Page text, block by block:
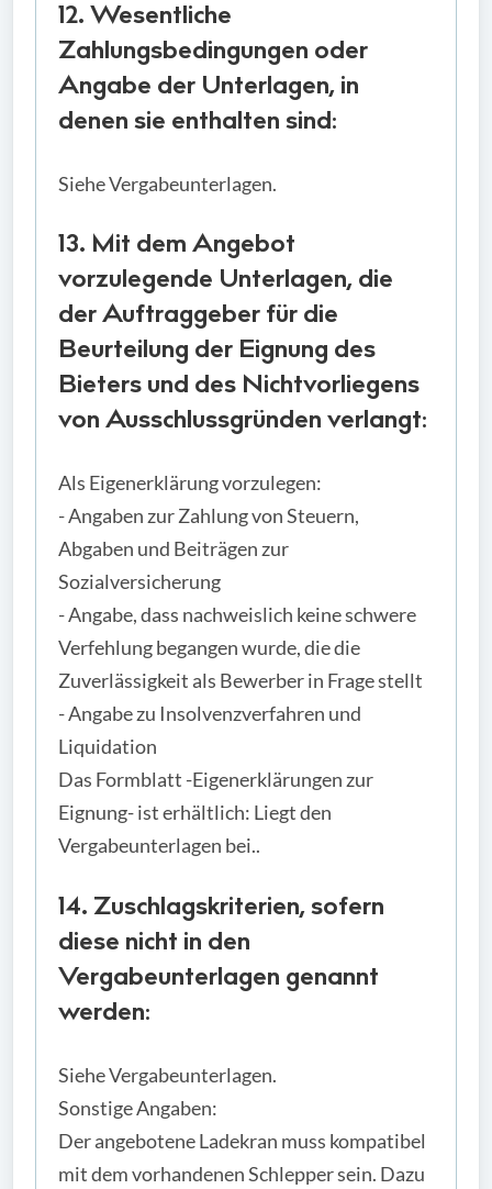
12. Wesentliche
Zahlungsbedingungen oder
Angabe der Unterlagen, in
denen sie enthalten sind:
Siehe Vergabeunterlagen.
13. Mit dem Angebot
vorzulegende Unterlagen, die
der Auftraggeber für die
Beurteilung der Eignung des
Bieters und des Nichtvorliegens
von Ausschlussgründen verlangt:
Als Eigenerklärung vorzulegen:
- Angaben zur Zahlung von Steuern,
Abgaben und Beiträgen zur
Sozialversicherung
- Angabe, dass nachweislich keine schwere
Verfehlung begangen wurde, die die
Zuverlässigkeit als Bewerber in Frage stellt
- Angabe zu Insolvenzverfahren und
Liquidation
Das Formblatt -Eigenerklärungen zur
Eignung- ist erhältlich: Liegt den
Vergabeunterlagen bei..
14. Zuschlagskriterien, sofern
diese nicht in den
Vergabeunterlagen genannt
werden:
Siehe Vergabeunterlagen.
Sonstige Angaben:
Der angebotene Ladekran muss kompatibel
mit dem vorhandenen Schlepper sein. Dazu